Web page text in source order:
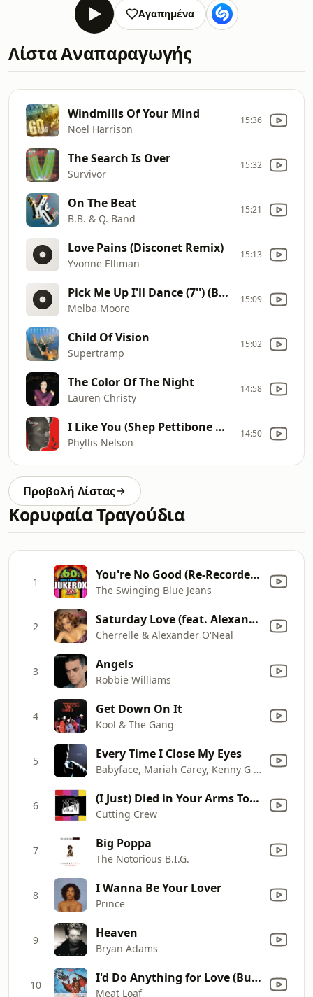
Αγαπημένα
Λίστα Αναπαραγωγής
Windmills Of Your Mind
Noel Harrison
15:36
The Search Is Over
Survivor
15:32
On The Beat
B.B. & Q. Band
15:21
Love Pains (Disconet Remix)
Yvonne Elliman
15:13
Pick Me Up I'll Dance (7'') (Bonus Track)
Melba Moore
15:09
Child Of Vision
Supertramp
15:02
The Color Of The Night
Lauren Christy
14:58
I Like You (Shep Pettibone Remix)
Phyllis Nelson
14:50
Προβολή Λίστας
Κορυφαία Τραγούδια
1 You're No Good (Re-Recorded Version)
The Swinging Blue Jeans
2 Saturday Love (feat. Alexander O'Neal)
Cherrelle & Alexander O'Neal
3 Angels
Robbie Williams
4 Get Down On It
Kool & The Gang
5 Every Time I Close My Eyes
Babyface, Mariah Carey, Kenny G & Sheila E.
6 (I Just) Died in Your Arms Tonight
Cutting Crew
7 Big Poppa
The Notorious B.I.G.
8 I Wanna Be Your Lover
Prince
9 Heaven
Bryan Adams
10 I'd Do Anything for Love (But I Won't Do That) [Single Edit]
Meat Loaf